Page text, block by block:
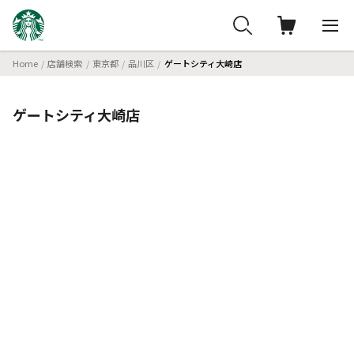
Home 店舗検索 東京都 品川区 ゲートシティ大崎店
ゲートシティ大崎店